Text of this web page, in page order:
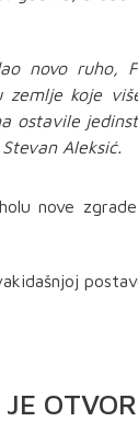
novo ruho,
zemlje koje
ostavile
Aleksić.
nove
JE